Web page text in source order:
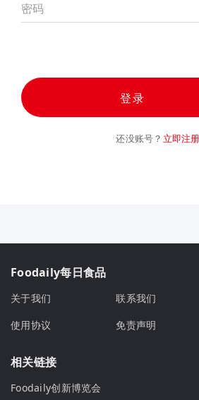
密码
登录
还没账号？ 立即注册
Foodaily每日食品
关于我们 联系我们
使用协议
免责声明
相关链接
Foodaily创新博览会